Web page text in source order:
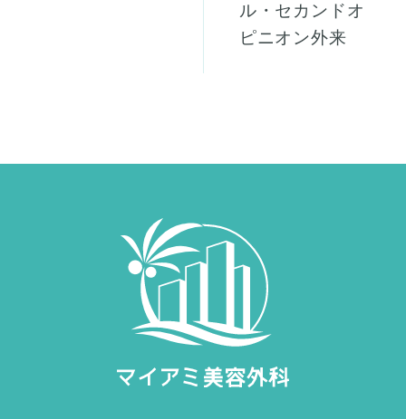
ル・セカンドオ
ピニオン外来